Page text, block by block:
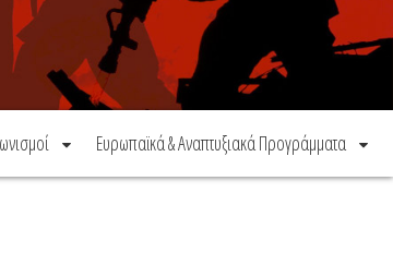
Ευρωπαϊκά & Αναπτυξιακά Προγράμματα